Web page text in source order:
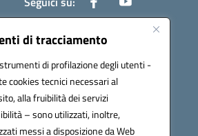
di tracciamento
di profilazione degli utenti -
cookies tecnici necessari al
alla fruibilità dei servizi
– sono utilizzati, inoltre,
messi a disposizione da Web